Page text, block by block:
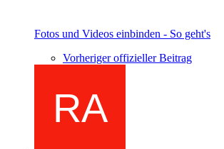
Fotos und Videos einbinden - So geht's
Vorheriger offizieller Beitrag